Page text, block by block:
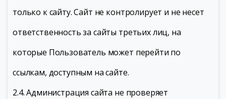
только к сайту. Сайт не контролирует и не несет
ответственность за сайты третьих лиц, на
которые Пользователь может перейти по
ссылкам, доступным на сайте.
2.4. Администрация сайта не проверяет